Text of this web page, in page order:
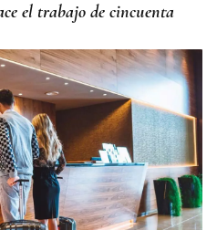
el trabajo de cincuenta